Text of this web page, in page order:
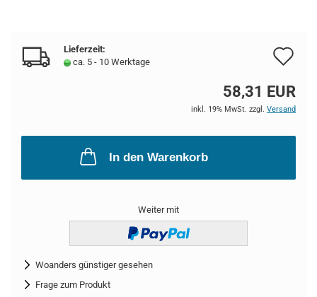
Lieferzeit:
ca. 5 - 10 Werktage
58,31 EUR
inkl. 19% MwSt. zzgl. Versand
In den Warenkorb
Weiter mit
Woanders günstiger gesehen
Frage zum Produkt